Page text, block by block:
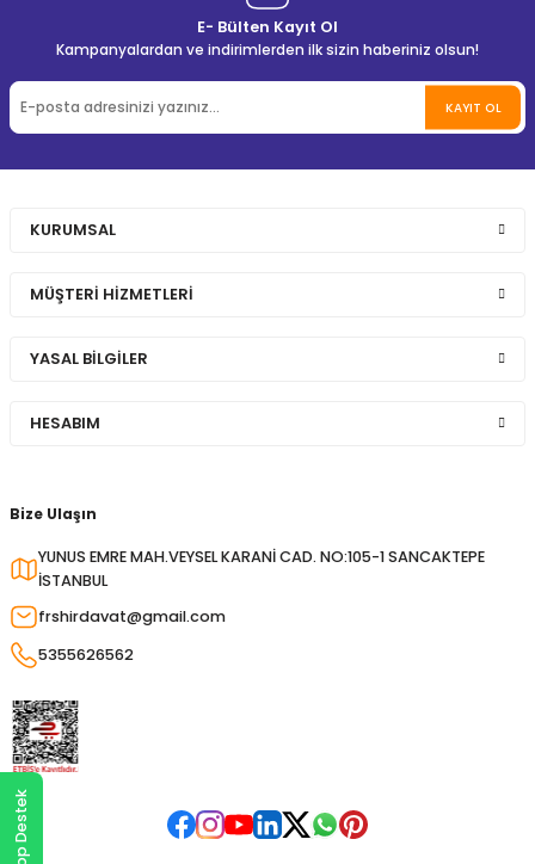
E- Bülten Kayıt Ol
Kampanyalardan ve indirimlerden ilk sizin haberiniz olsun!
KAYIT OL
Bize Ulaşın
YUNUS EMRE MAH.VEYSEL KARANİ CAD. NO:105-1 SANCAKTEPE
İSTANBUL
frshirdavat@gmail.com
5355626562
KURUMSAL
MÜŞTERİ HİZMETLERİ
YASAL BİLGİLER
HESABIM